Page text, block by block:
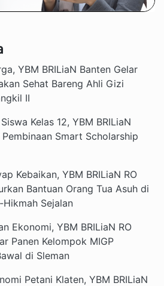
YBM BRILiaN Banten Gelar
Sehat Bareng Ahli Gizi
II
Kelas 12, YBM BRILiaN
Smart Scholarship
Kebaikan, YBM BRILiaN RO
Bantuan Orang Tua Asuh di
Sejalan
Ekonomi, YBM BRILiaN RO
Panen Kelompok MIGP
di Sleman
Petani Klaten, YBM BRILiaN